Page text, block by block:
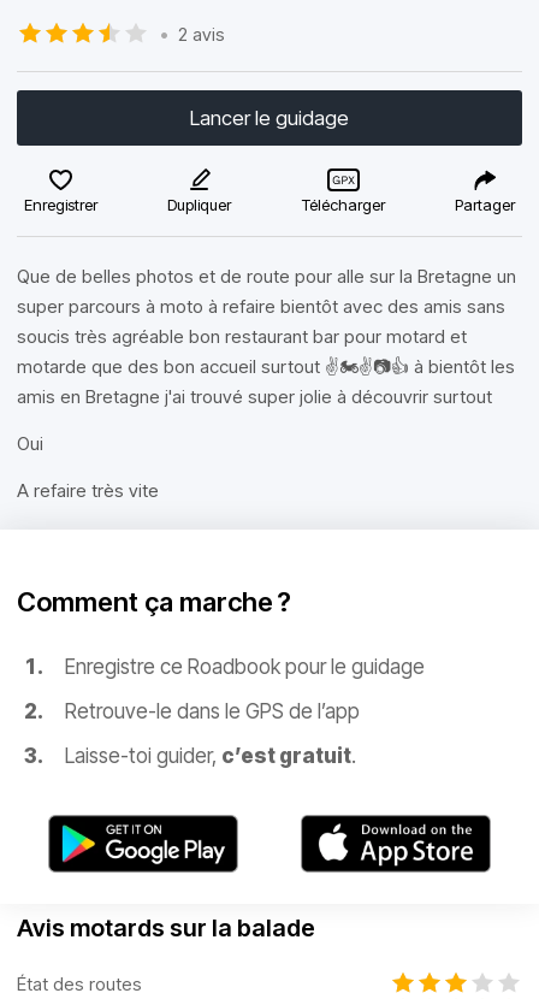
• 2 avis
Lancer le guidage
Enregistrer Dupliquer Télécharger Partager
Que de belles photos et de route pour alle sur la Bretagne un
super parcours à moto à refaire bientôt avec des amis sans
soucis très agréable bon restaurant bar pour motard et
motarde que des bon accueil surtout ✌️🏍️✌️📷👍 à bientôt les
amis en Bretagne j'ai trouvé super jolie à découvrir surtout
Oui
A refaire très vite
Comment ça marche ?
Enregistre ce Roadbook pour le guidage
Retrouve-le dans le GPS de l’app
Laisse-toi guider, c’est gratuit.
Avis motards sur la balade
État des routes